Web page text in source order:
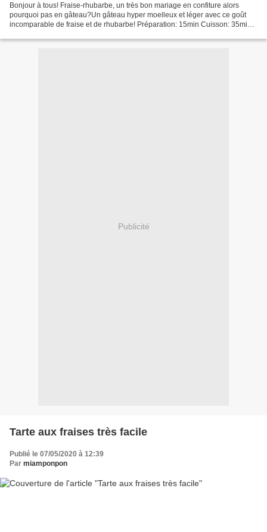
Bonjour à tous! Fraise-rhubarbe, un très bon mariage en confiture alors
pourquoi pas en gâteau?Un gâteau hyper moelleux et léger avec ce goût
incomparable de fraise et de rhubarbe! Préparation: 15min Cuisson: 35min
Publicité
Tarte aux fraises très facile
Publié le 07/05/2020 à 12:39
Par miamponpon